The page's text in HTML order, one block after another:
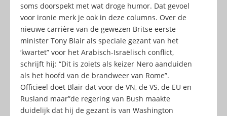
soms doorspekt met wat droge humor. Dat gevoel
voor ironie merk je ook in deze columns. Over de
nieuwe carrière van de gewezen Britse eerste
minister Tony Blair als speciale gezant van het
‘kwartet” voor het Arabisch-Israëlisch conflict,
schrijft hij: “Dit is zoiets als keizer Nero aanduiden
als het hoofd van de brandweer van Rome”.
Officieel doet Blair dat voor de VN, de VS, de EU en
Rusland maar”de regering van Bush maakte
duidelijk dat hij de gezant is van Washington